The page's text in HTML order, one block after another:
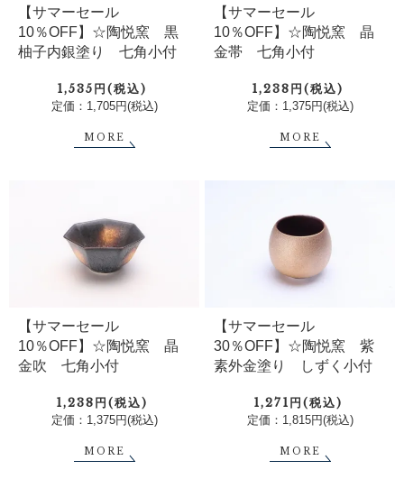
【サマーセール
10％OFF】☆陶悦窯 黒
柚子内銀塗り 七角小付
1,535円(税込)
定価：1,705円(税込)
MORE
【サマーセール
10％OFF】☆陶悦窯 晶
金帯 七角小付
1,238円(税込)
定価：1,375円(税込)
MORE
【サマーセール
10％OFF】☆陶悦窯 晶
金吹 七角小付
1,238円(税込)
定価：1,375円(税込)
MORE
【サマーセール
30％OFF】☆陶悦窯 紫
素外金塗り しずく小付
1,271円(税込)
定価：1,815円(税込)
MORE